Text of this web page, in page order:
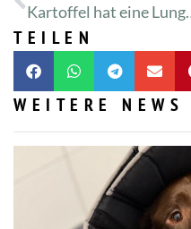
Kartoffel
TEILEN
WEITERE NEWS